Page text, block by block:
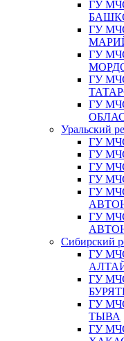
ГУ
ГУ
ГУ
ГУ
ГУ
Уральский
ГУ
ГУ
ГУ
ГУ
ГУ
ГУ
Сибирский
ГУ
ГУ
ГУ
ТЫВА
ГУ